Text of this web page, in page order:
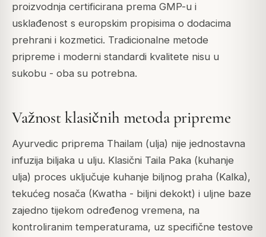
proizvodnja certificirana prema GMP-u i
usklađenost s europskim propisima o dodacima
prehrani i kozmetici. Tradicionalne metode
pripreme i moderni standardi kvalitete nisu u
sukobu - oba su potrebna.
Važnost klasičnih metoda pripreme
Ayurvedic priprema Thailam (ulja) nije jednostavna
infuzija biljaka u ulju. Klasični Taila Paka (kuhanje
ulja) proces uključuje kuhanje biljnog praha (Kalka),
tekućeg nosača (Kwatha - biljni dekokt) i uljne baze
zajedno tijekom određenog vremena, na
kontroliranim temperaturama, uz specifične testove